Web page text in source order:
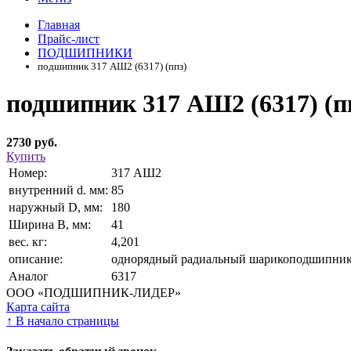
Главная
Прайс-лист
ПОДШИПНИКИ
подшипник 317 АШ2 (6317) (ппз)
подшипник 317 АШ2 (6317)
2730 руб.
Купить
Номер:
317 АШ2
внутренний d. мм: 85
наружный D, мм:
180
Ширина В, мм:
41
вес. кг:
4,201
описание:
однорядный радиальный
Аналог
6317
ООО «ПОДШИПНИК-ЛИДЕР»
Карта сайта
↑ В начало страницы